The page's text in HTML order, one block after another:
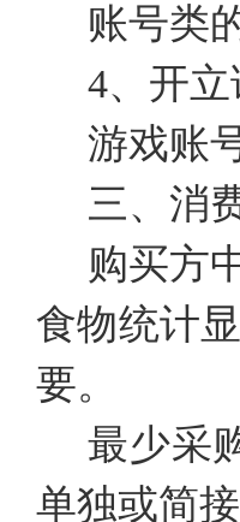
账号类
4、开
游戏账
三、消
购买方
食物统计
要。
最少采
单独或简